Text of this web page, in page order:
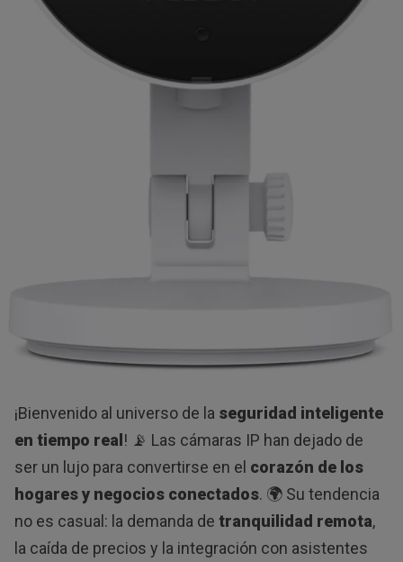
¡Bienvenido al universo de la seguridad inteligente
en tiempo real ! 📡 Las cámaras IP han dejado de
ser un lujo para convertirse en el corazón de los
hogares y negocios conectados. 🌍 Su tendencia
no es casual: la demanda de tranquilidad remota,
la caída de precios y la integración con asistentes